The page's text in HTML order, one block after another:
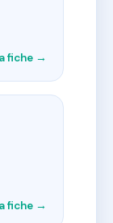
fiche →
fiche →